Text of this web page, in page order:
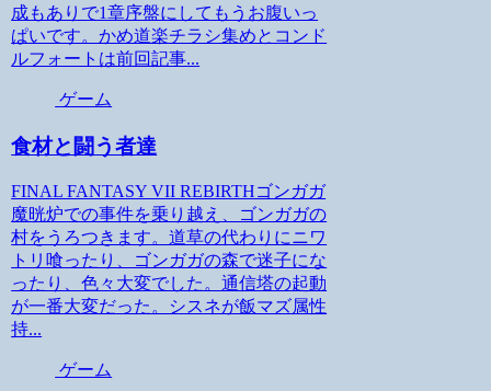
成もありで1章序盤にしてもうお腹いっ
ぱいです。かめ道楽チラシ集めとコンド
ルフォートは前回記事...
ゲーム
食材と闘う者達
FINAL FANTASY VII REBIRTHゴンガガ
魔晄炉での事件を乗り越え、ゴンガガの
村をうろつきます。道草の代わりにニワ
トリ喰ったり、ゴンガガの森で迷子にな
ったり、色々大変でした。通信塔の起動
が一番大変だった。シスネが飯マズ属性
持...
ゲーム